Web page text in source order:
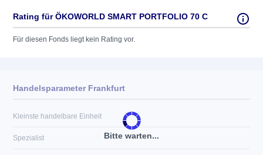
Rating für ÖKOWORLD SMART PORTFOLIO 70 C
Für diesen Fonds liegt kein Rating vor.
Bitte warten...
Handelsparameter Frankfurt
Kleinste handelbare Einheit
Spezialist